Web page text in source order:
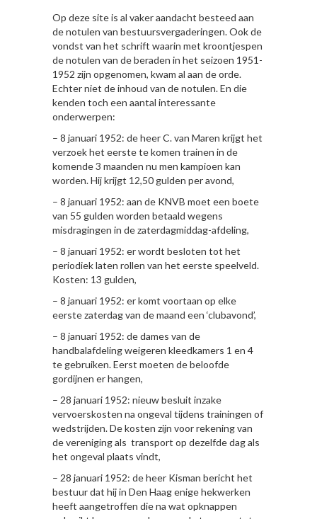
Op deze site is al vaker aandacht besteed aan
de notulen van bestuursvergaderingen. Ook de
vondst van het schrift waarin met kroontjespen
de notulen van de beraden in het seizoen 1951-
1952 zijn opgenomen, kwam al aan de orde.
Echter niet de inhoud van de notulen. En die
kenden toch een aantal interessante
onderwerpen:
– 8 januari 1952: de heer C. van Maren krijgt het
verzoek het eerste te komen trainen in de
komende 3 maanden nu men kampioen kan
worden. Hij krijgt 12,50 gulden per avond,
– 8 januari 1952: aan de KNVB moet een boete
van 55 gulden worden betaald wegens
misdragingen in de zaterdagmiddag-afdeling,
– 8 januari 1952: er wordt besloten tot het
periodiek laten rollen van het eerste speelveld.
Kosten: 13 gulden,
– 8 januari 1952: er komt voortaan op elke
eerste zaterdag van de maand een ‘clubavond’,
– 8 januari 1952: de dames van de
handbalafdeling weigeren kleedkamers 1 en 4
te gebruiken. Eerst moeten de beloofde
gordijnen er hangen,
– 28 januari 1952: nieuw besluit inzake
vervoerskosten na ongeval tijdens trainingen of
wedstrijden. De kosten zijn voor rekening van
de vereniging als transport op dezelfde dag als
het ongeval plaats vindt,
– 28 januari 1952: de heer Kisman bericht het
bestuur dat hij in Den Haag enige hekwerken
heeft aangetroffen die na wat opknappen